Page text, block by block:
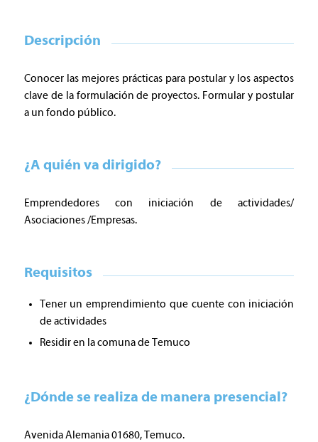
Descripción
Conocer las mejores prácticas para postular y los aspectos
clave de la formulación de proyectos. Formular y postular
a un fondo público.
¿A quién va dirigido?
Emprendedores con iniciación de actividades/
Asociaciones /Empresas.
Requisitos
Tener un emprendimiento que cuente con iniciación
de actividades
Residir en la comuna de Temuco
¿Dónde se realiza de manera presencial?
Avenida Alemania 01680, Temuco.